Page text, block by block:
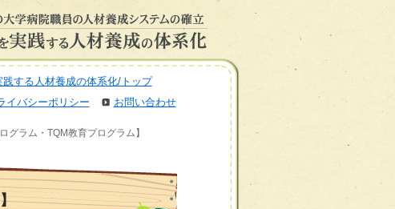
する人材養成の体系化/トップ
イバシーポリシー お問い合わせ
グラム・TQM教育プログラム】